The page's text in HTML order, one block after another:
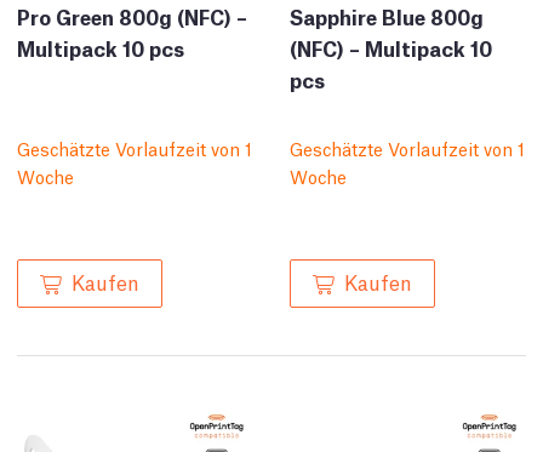
Pro Green 800g (NFC) –
Multipack 10 pcs
Geschätzte Vorlaufzeit von 1
Woche
Kaufen
Sapphire Blue 800g
(NFC) – Multipack 10
pcs
Geschätzte Vorlaufzeit von 1
Woche
Kaufen